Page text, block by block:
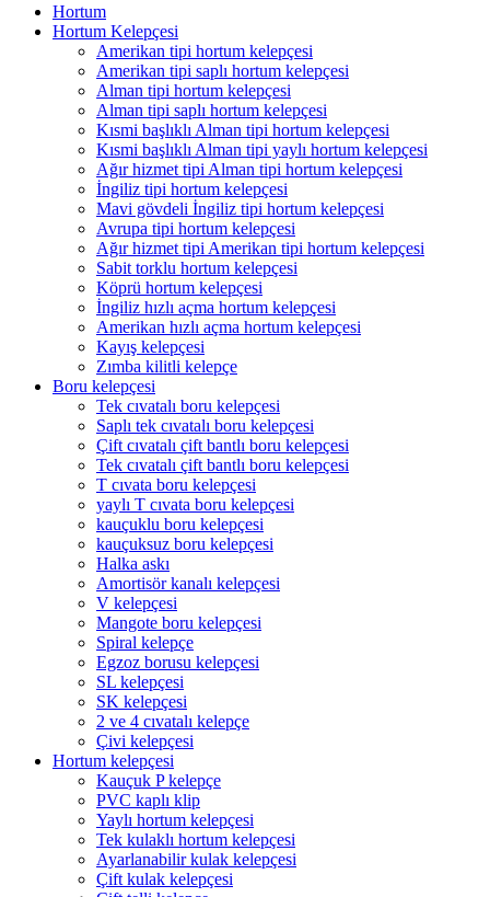
Hortum
Hortum Kelepçesi
Amerikan tipi hortum kelepçesi
Amerikan tipi saplı hortum kelepçesi
Alman tipi hortum kelepçesi
Alman tipi saplı hortum kelepçesi
Kısmi başlıklı Alman tipi hortum kelepçesi
Kısmi başlıklı Alman tipi yaylı hortum kelepçesi
Ağır hizmet tipi Alman tipi hortum kelepçesi
İngiliz tipi hortum kelepçesi
Mavi gövdeli İngiliz tipi hortum kelepçesi
Avrupa tipi hortum kelepçesi
Ağır hizmet tipi Amerikan tipi hortum kelepçesi
Sabit torklu hortum kelepçesi
Köprü hortum kelepçesi
İngiliz hızlı açma hortum kelepçesi
Amerikan hızlı açma hortum kelepçesi
Kayış kelepçesi
Zımba kilitli kelepçe
Boru kelepçesi
Tek cıvatalı boru kelepçesi
Saplı tek cıvatalı boru kelepçesi
Çift cıvatalı çift bantlı boru kelepçesi
Tek cıvatalı çift bantlı boru kelepçesi
T cıvata boru kelepçesi
yaylı T cıvata boru kelepçesi
kauçuklu boru kelepçesi
kauçuksuz boru kelepçesi
Halka askı
Amortisör kanalı kelepçesi
V kelepçesi
Mangote boru kelepçesi
Spiral kelepçe
Egzoz borusu kelepçesi
SL kelepçesi
SK kelepçesi
2 ve 4 cıvatalı kelepçe
Çivi kelepçesi
Hortum kelepçesi
Kauçuk P kelepçe
PVC kaplı klip
Yaylı hortum kelepçesi
Tek kulaklı hortum kelepçesi
Ayarlanabilir kulak kelepçesi
Çift kulak kelepçesi